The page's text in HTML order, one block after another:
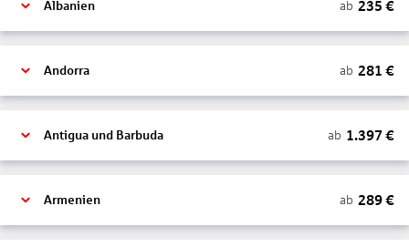
Albanien ab 235 €
Andorra ab 281 €
Antigua und Barbuda ab 1.397 €
Armenien ab 289€